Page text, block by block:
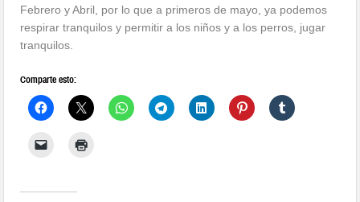
Febrero y Abril, por lo que a primeros de mayo, ya podemos
respirar tranquilos y permitir a los niños y a los perros, jugar
tranquilos.
Comparte esto: